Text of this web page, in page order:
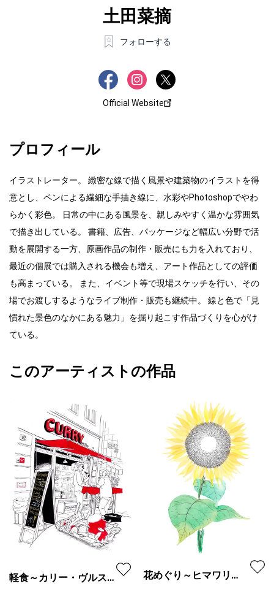
土田菜摘
フォローする
Official Website
プロフィール
イラストレーター。 緻密な線で描く風景や建築物のイラストを得
意とし、ペンによる繊細な手描き線に、水彩やPhotoshopでやわ
らかく彩色。 日常の中にある風景を、親しみやすく温かな雰囲気
で描き出している。 書籍、広告、パッケージなど幅広い分野で活
動を展開する一方、原画作品の制作・販売にも力を入れており、
最近の個展では購入される機会も増え、アート作品としての評価
も高まっている。 また、イベント等で現場スケッチを行い、その
場でお渡しするようなライブ制作・販売も継続中。 線と色で「見
慣れた景色のなかにある魅力」を掘り起こす作品づくりを心がけ
ている。
このアーティストの作品
軽食～カリー・ヴルスト
花めぐり～ヒマワリ